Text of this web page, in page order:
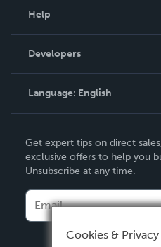
Podcast
Help
Order Lookup
Knowledge Base
Contact Support
Developers
Language: English
Deutsch
Français
Italiano
Español
Get expert tips on direct
exclusive offers to help you
Unsubscribe at any time.
Cookies & Privacy